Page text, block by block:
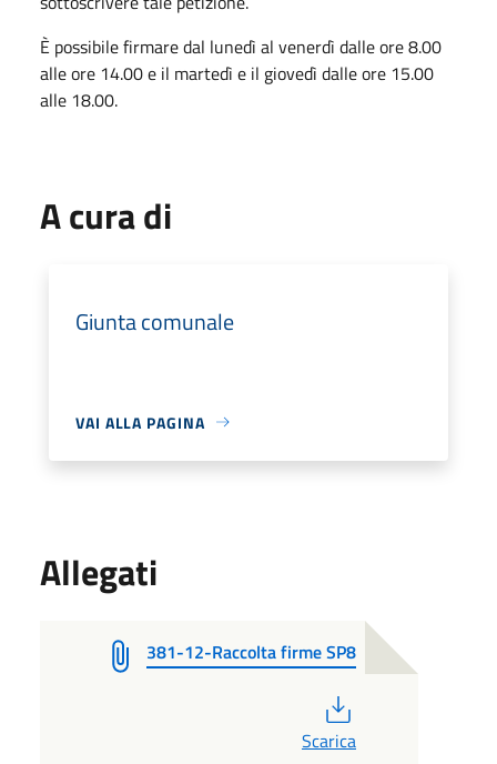
È possibile firmare dal lunedì al venerdì dalle ore 8.00
alle ore 14.00 e il martedì e il giovedì dalle ore 15.00
alle 18.00.
A cura di
Giunta comunale
VAI ALLA PAGINA
Allegati
381-12-Raccolta firme SP8
Scarica